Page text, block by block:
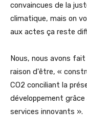
convaincues de la
climatique, mais on
aux actes ça reste
Nous, nous avons
raison d'être, «
CO2 conciliant la
développement
services innovants ».